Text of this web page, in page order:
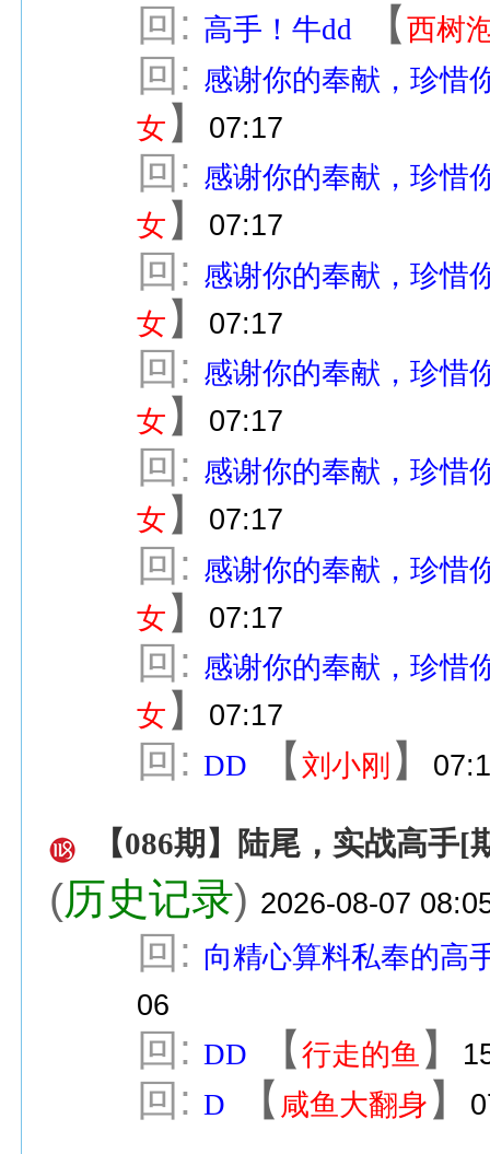
回: 高手！牛dd 【西树
回: 感谢你的奉献，珍惜
女 】 07:17
回: 感谢你的奉献，珍惜
女 】 07:17
回: 感谢你的奉献，珍惜
女 】 07:17
回: 感谢你的奉献，珍惜
女 】 07:17
回: 感谢你的奉献，珍惜
女 】 07:17
回: 感谢你的奉献，珍惜
女 】 07:17
回: 感谢你的奉献，珍惜
女 】 07:17
回: DD 【刘小刚 】
【086期】陆尾，实战高手[
(历史记录) 2026-08-07
回: 向精心算料私奉的高
06
回: DD 【行走的鱼 】
回: D 【 咸鱼大翻身 】